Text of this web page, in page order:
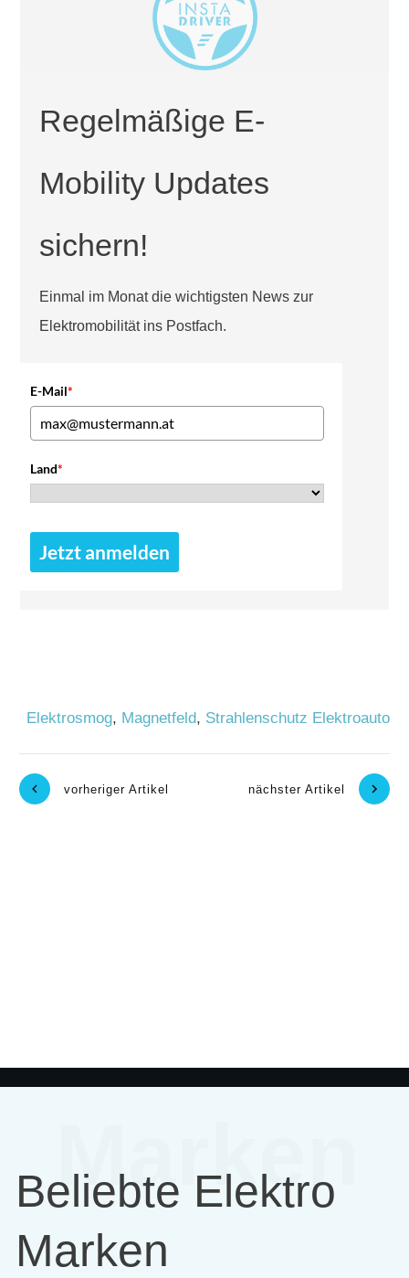
Regelmäßige E-
Mobility Updates
sichern!
Einmal im Monat die wichtigsten News zur
Elektromobilität ins Postfach.
E-Mail*
Land*
Jetzt anmelden
Elektrosmog, Magnetfeld, Strahlenschutz Elektroauto
vorheriger Artikel nächster Artikel
Marken
Beliebte Elektro
Marken